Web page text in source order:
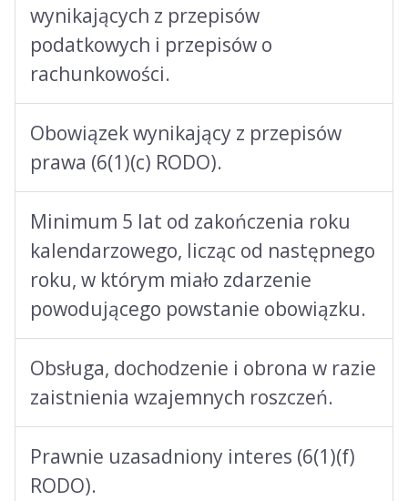
wynikających z przepisów
podatkowych i przepisów o
rachunkowości.
Obowiązek wynikający z przepisów
prawa (6(1)(c) RODO).
Minimum 5 lat od zakończenia roku
kalendarzowego, licząc od następnego
roku, w którym miało zdarzenie
powodującego powstanie obowiązku.
Obsługa, dochodzenie i obrona w razie
zaistnienia wzajemnych roszczeń.
Prawnie uzasadniony interes (6(1)(f)
RODO).